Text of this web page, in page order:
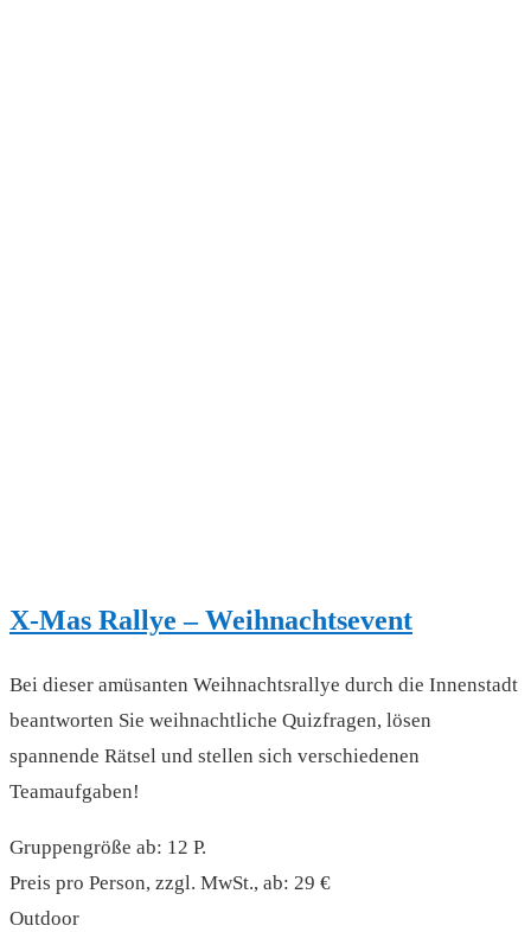
X-Mas Rallye – Weihnachtsevent
Bei dieser amüsanten Weihnachtsrallye durch die Innenstadt
beantworten Sie weihnachtliche Quizfragen, lösen
spannende Rätsel und stellen sich verschiedenen
Teamaufgaben!
Gruppengröße ab: 12 P.
Preis pro Person, zzgl. MwSt., ab: 29 €
Outdoor